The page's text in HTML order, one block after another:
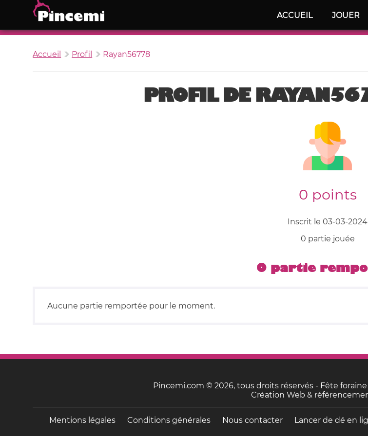
ACCUEIL JOUER
Accueil Profil Rayan56778
PROFIL DE
0 points
Inscrit le 03-03-2024
0 partie jouée
0 partie
Aucune partie remportée pour le moment.
Pincemi.com © 2026, tous droits réservés - Fête
Création Web &
Mentions légales Conditions générales Nous contacter Lancer de dé en